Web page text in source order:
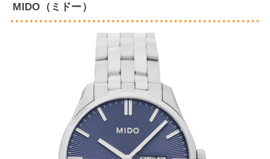
MIDO（ミドー）